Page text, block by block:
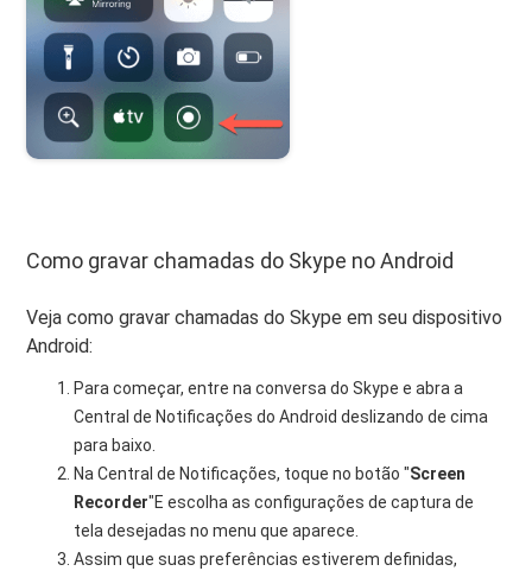
Como gravar chamadas do Skype no Android
Veja como gravar chamadas do Skype em seu dispositivo
Android:
Para começar, entre na conversa do Skype e abra a
Central de Notificações do Android deslizando de cima
para baixo.
Na Central de Notificações, toque no botão "Screen
Recorder"E escolha as configurações de captura de
tela desejadas no menu que aparece.
Assim que suas preferências estiverem definidas,